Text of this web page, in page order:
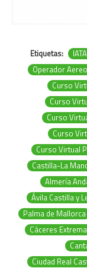
Etiquetas: IATA
Operador Aereo
Curso
Curso
Curso
Curso
Curso Virtual
Castilla-La
Almería
Ávila Castilla y
Palma de Mallorca
Cáceres
Ciudad Real